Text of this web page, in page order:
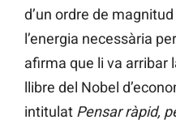
d’un ordre de
l’energia necessària
afirma que li va arribar
llibre del Nobel
intitulat Pensar ràpid,